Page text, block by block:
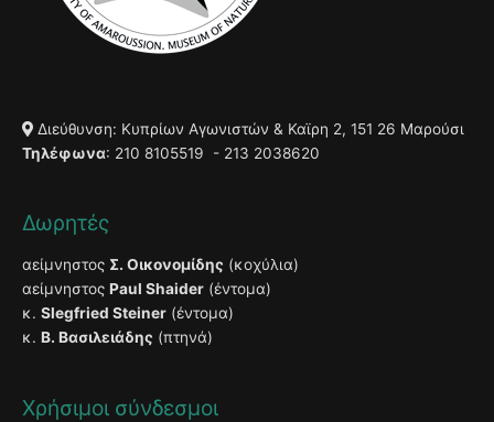
Διεύθυνση: Κυπρίων Αγωνιστών & Καϊρη 2, 151 26 Μαρούσι
Τηλέφωνα: 210 8105519 - 213 2038620
Δωρητές
αείμνηστος Σ. Οικονομίδης (κοχύλια)
αείμνηστος Paul Shaider (έντομα)
κ. Slegfried Steiner (έντομα)
κ. Β. Βασιλειάδης (πτηνά)
Χρήσιμοι σύνδεσμοι